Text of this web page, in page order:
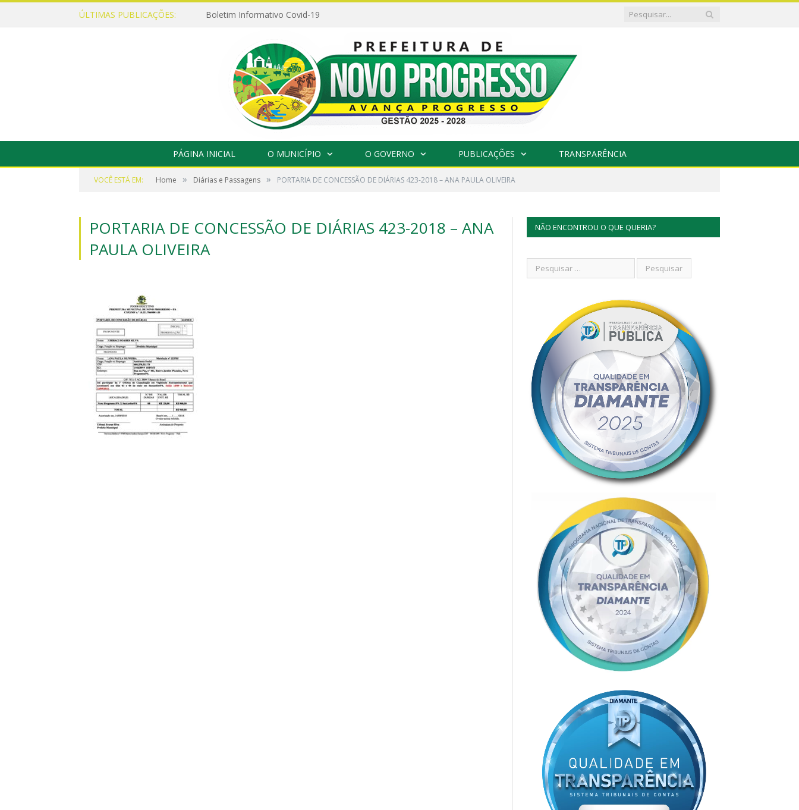
ÚLTIMAS PUBLICAÇÕES: Boletim Informativo Covid-19
PÁGINA INICIAL O MUNICÍPIO O GOVERNO PUBLICAÇÕES TRANSPARÊNCIA
VOCÊ ESTÁ EM: Home » Diárias e Passagens » PORTARIA DE CONCESSÃO DE DIÁRIAS 423-2018 – ANA PAULA OLIVEIRA
PORTARIA DE CONCESSÃO DE DIÁRIAS 423-2018 – ANA
PAULA OLIVEIRA
NÃO ENCONTROU O QUE QUERIA?